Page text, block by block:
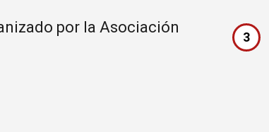
por la Asociación
3